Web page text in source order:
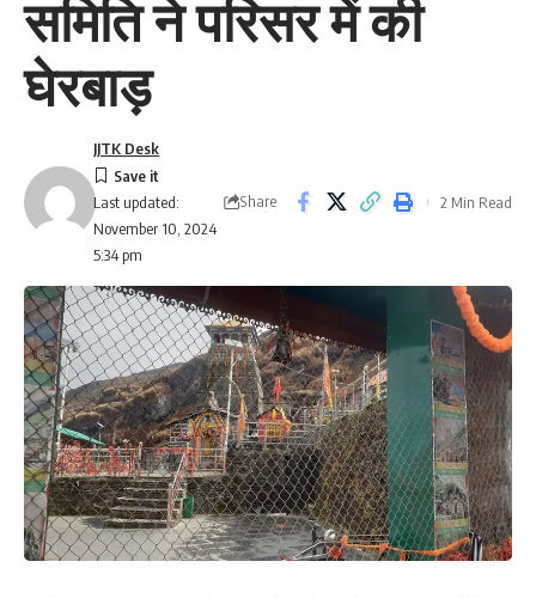
समिति ने परिसर में की
घेरबाड़
Last updated:
November 10, 2024
5:34 pm
JJTK Desk
Share 2 Min Read